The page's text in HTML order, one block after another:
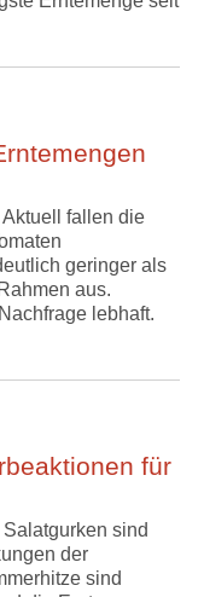
fallen die
geringer als
aus.
lebhaft.
für
sind
der
sind